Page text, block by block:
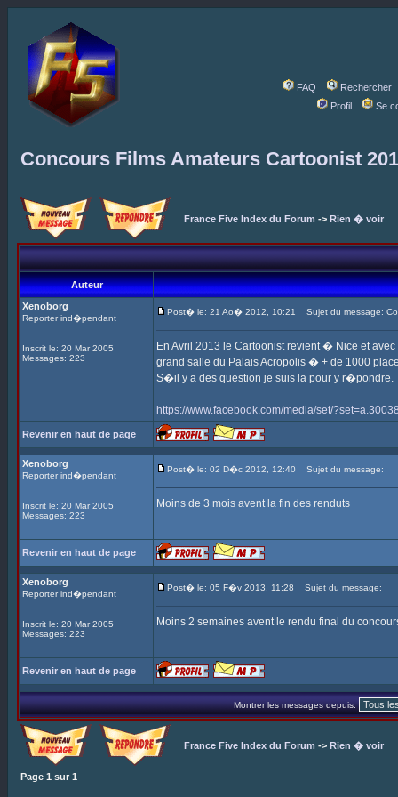
FAQ
Rechercher
Profil
Se
Concours Films Amateurs Cartoonist
France Five Index du Forum -> Rien � voir
Auteur
Xenoborg
Reporter ind�pendant
Inscrit le: 20 Mar 2005
Messages: 223
Post� le: 21 Ao� 2012, 10:21 Sujet du message:
En Avril 2013 le Cartoonist revient � Nice et
grand salle du Palais Acropolis � + de 1000
S�il y a des question je suis la pour y r�pondre.
https://www.facebook.com/media/set/
Revenir en haut de page
Xenoborg
Reporter ind�pendant
Inscrit le: 20 Mar 2005
Messages: 223
Post� le: 02 D�c 2012, 12:40 Sujet du message:
Moins de 3 mois avent la fin des renduts
Revenir en haut de page
Xenoborg
Reporter ind�pendant
Inscrit le: 20 Mar 2005
Messages: 223
Post� le: 05 F�v 2013, 11:28 Sujet du message:
Moins 2 semaines avent le rendu final du
Revenir en haut de page
Montrer les messages depuis:
France Five Index du Forum -> Rien � voir
Page 1 sur 1